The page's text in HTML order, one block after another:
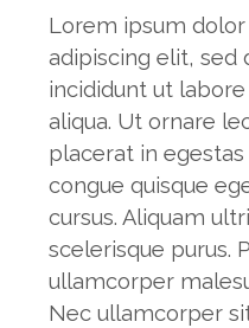
Lorem ipsum
adipiscing elit, sed
incididunt ut
aliqua. Ut ornare
placerat in
congue quisque
cursus. Aliquam
scelerisque purus.
ullamcorper
Nec ullamcorper